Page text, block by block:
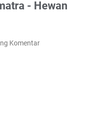
- Hewan
Komentar